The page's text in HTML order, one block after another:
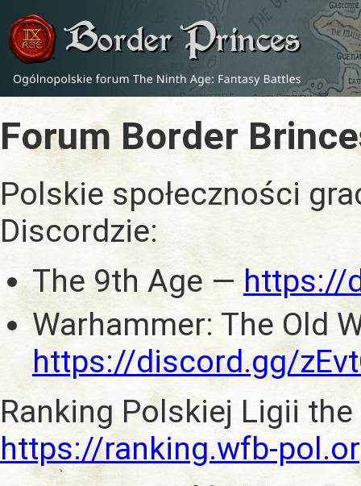
Forum Border
Polskie społeczności
Discordzie:
The 9th Age —https://
Warhammer: The Old
https://discord.gg/
Ranking Polskiej Ligii
https://ranking.wfb-